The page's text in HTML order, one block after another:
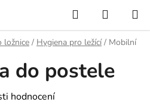
Hledat
KOŠÍK
ložnice / Hygiena pro ležící / Mobilní
do postele
hodnocení